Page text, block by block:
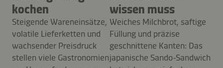
kochen
Steigende Wareneinsätze,
volatile Lieferketten und
wachsender Preisdruck
stellen viele Gastronomien
wissen muss
Weiches Milchbrot, saftige
Füllung und präzise
geschnittene Kanten: Das
japanische Sando-Sandwich